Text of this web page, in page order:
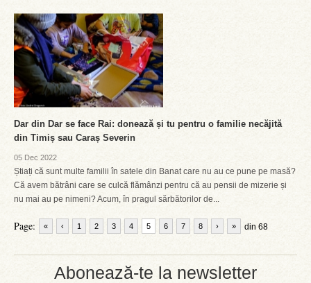
Abonează-te la newsletter
Dar din Dar se face Rai: donează și tu pentru o familie necăjită
din Timiș sau Caraș Severin
05 Dec 2022
Știați că sunt multe familii în satele din Banat care nu au ce pune pe masă?
Că avem bătrâni care se culcă flămânzi pentru că au pensii de mizerie și
nu mai au pe nimeni? Acum, în pragul sărbătorilor de...
Page: « ‹ 1 2 3 4 5 6 7 8 din 68
› »